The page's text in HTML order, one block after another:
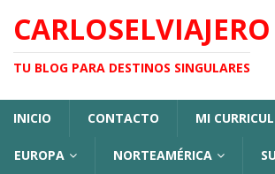
CARLOSELVIAJERO
TU BLOG PARA DESTINOS SINGULARES
INICIO CONTACTO MI
EUROPA NORTEAMÉRICA